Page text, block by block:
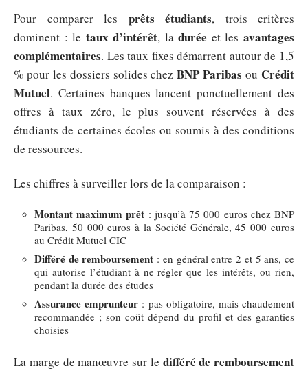
Pour comparer les prêts étudiants, trois critères
dominent : le taux d’intérêt, ladurée et lesavantages
complémentaires. Les taux fixes démarrent autour de 1,5
% pour les dossiers solides chezBNP Paribas ou Crédit
Mutuel. Certaines banques lancent ponctuellement des
offres à taux zéro, le plus souvent réservées à des
étudiants de certaines écoles ou soumis à des conditions
de ressources.
Les chiffres à surveiller lors de la comparaison :
Montant maximum prêt : jusqu’à 75 000 euros chez BNP
Paribas, 50 000 euros à la Société Générale, 45 000 euros
au Crédit Mutuel CIC
Différé de remboursement : en général entre 2 et 5 ans, ce
qui autorise l’étudiant à ne régler que les intérêts, ou rien,
pendant la durée des études
Assurance emprunteur : pas obligatoire, mais chaudement
recommandée ; son coût dépend du profil et des garanties
choisies
La marge de manœuvre sur le différé de remboursement